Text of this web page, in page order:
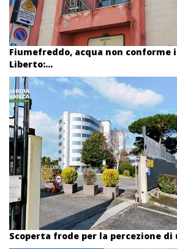
Fiumefreddo, acqua non conforme
Liberto:...
Scoperta frode per la percezione di